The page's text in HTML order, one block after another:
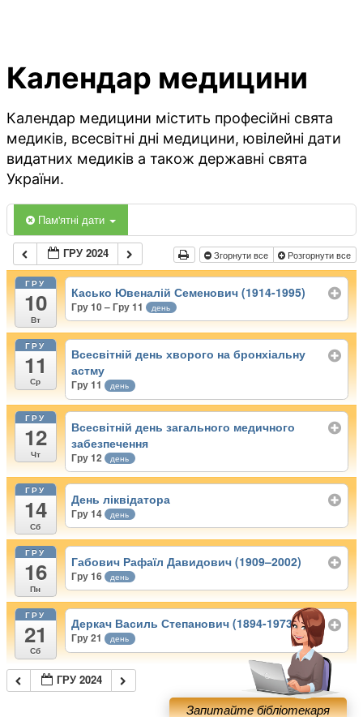
Календар медицини
Календар медицини містить професійні свята
медиків, всесвітні дні медицини, ювілейні дати
видатних медиків а також державні свята
України.
Пам'ятні дати
ГРУ 2024 Згорнути все Розгорнути все
ГРУ
10
Вт
Касько Ювеналій Семенович (1914-1995)
Гру 10 – Гру 11 день
ГРУ
11
Ср
Всесвітній день хворого на бронхіальну
астму
Гру 11 день
ГРУ
12
Чт
Всесвітній день загального медичного
забезпечення
Гру 12 день
ГРУ
14
Сб
День ліквідатора
Гру 14 день
ГРУ
16
Пн
Габович Рафаїл Давидович (1909–2002)
Гру 16 день
ГРУ
21
Сб
Деркач Василь Степанович (1894-1973)
Гру 21 день
ГРУ 2024